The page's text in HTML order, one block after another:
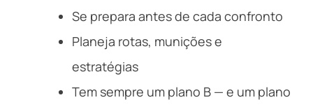
Se prepara antes de cada confronto
Planeja rotas, munições e
estratégias
Tem sempre um plano B — e um plano